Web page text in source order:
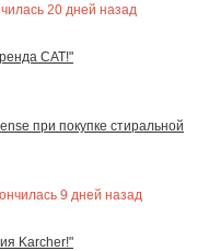
20 дней назад
CAT!"
при покупке стиральной
9 дней назад
Karcher!"